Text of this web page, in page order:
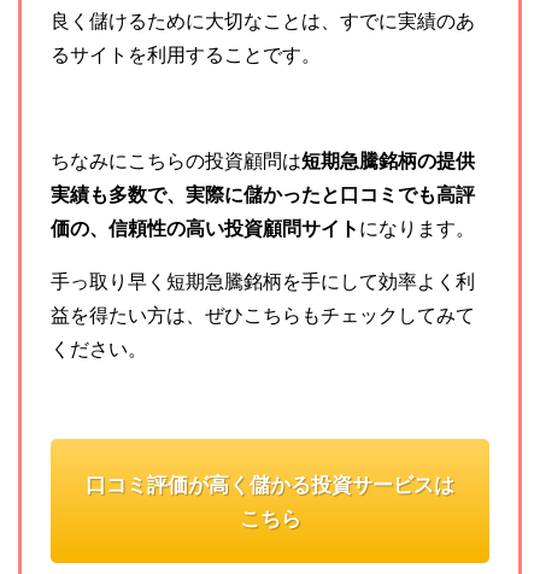
良く儲けるために大切なことは、すでに実績のあ
るサイトを利用することです。
ちなみにこちらの投資顧問は短期急騰銘柄の提供
実績も多数で、実際に儲かったと口コミでも高評
価の、信頼性の高い投資顧問サイト になります。
手っ取り早く短期急騰銘柄を手にして効率よく利
益を得たい方は、ぜひこちらもチェックしてみて
ください。
口コミ評価が高く儲かる投資サービスは
こちら